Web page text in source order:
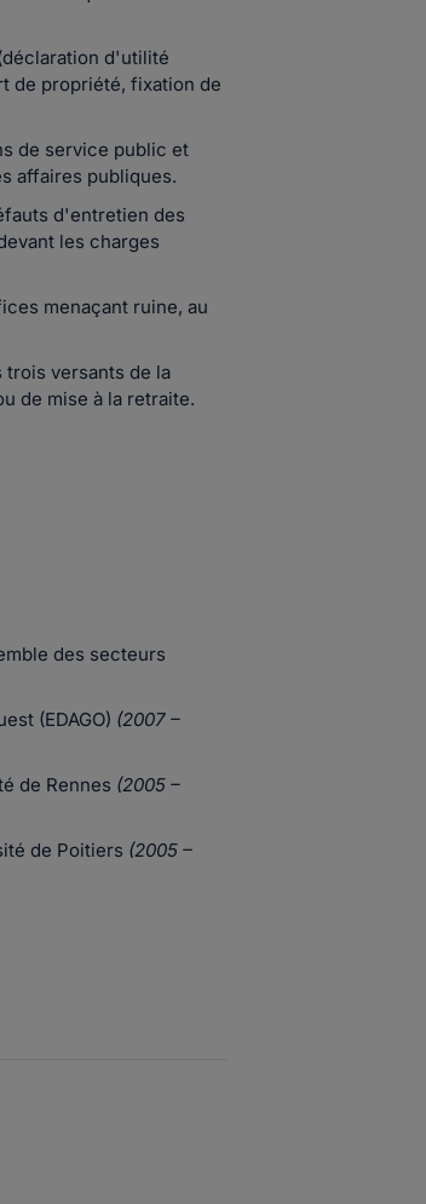
d'utilité
de propriété, fixation de
de service public et
affaires publiques.
d'entretien des
les charges
menaçant ruine, au
trois versants de la
de mise à la retraite.
des secteurs
(EDAGO) (2007 –
de Rennes (2005 –
de Poitiers (2005 –